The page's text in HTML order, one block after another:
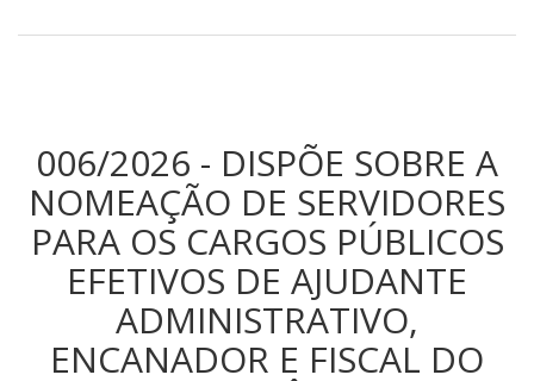
006/2026 - DISPÕE SOBRE A
NOMEAÇÃO DE SERVIDORES
PARA OS CARGOS PÚBLICOS
EFETIVOS DE AJUDANTE
ADMINISTRATIVO,
ENCANADOR E FISCAL DO